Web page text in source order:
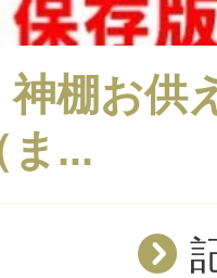
神棚お
ま...